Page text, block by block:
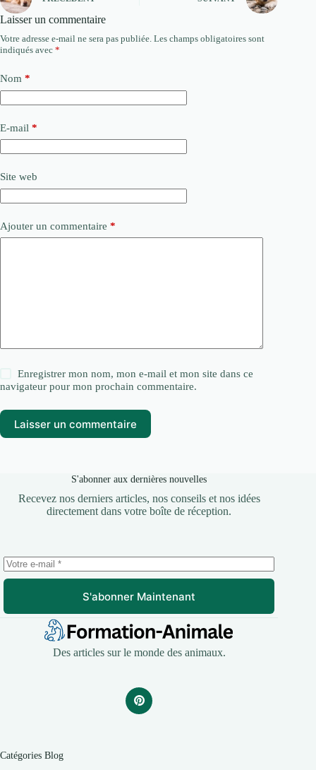
Laisser un commentaire
Votre adresse e-mail ne sera pas publiée. Les champs obligatoires sont
indiqués avec *
Nom *
E-mail *
Site web
Ajouter un commentaire *
Enregistrer mon nom, mon e-mail et mon site dans ce
navigateur pour mon prochain commentaire.
Laisser un commentaire
S'abonner aux dernières nouvelles
Recevez nos derniers articles, nos conseils et nos idées
directement dans votre boîte de réception.
S'abonner Maintenant
Des articles sur le monde des animaux.
Catégories Blog